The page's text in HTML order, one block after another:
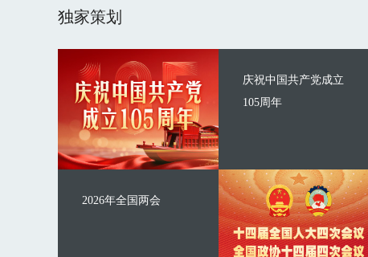
独家策划
庆祝中国共产党成立
105周年
2026年全国两会